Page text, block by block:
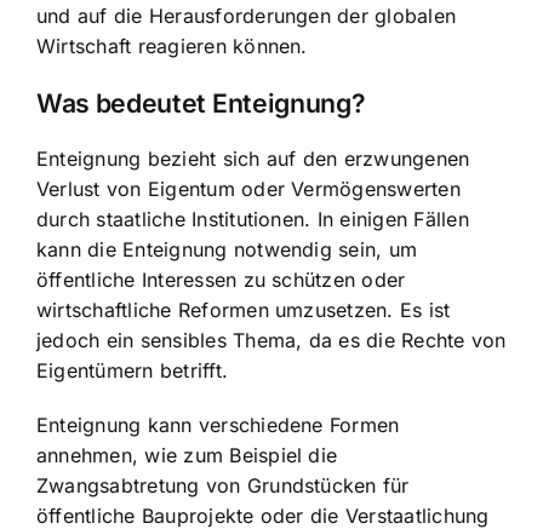
und auf die Herausforderungen der globalen
Wirtschaft reagieren können.
Was bedeutet Enteignung?
Enteignung bezieht sich auf den erzwungenen
Verlust von Eigentum oder Vermögenswerten
durch staatliche Institutionen. In einigen Fällen
kann die Enteignung notwendig sein, um
öffentliche Interessen zu schützen oder
wirtschaftliche Reformen umzusetzen. Es ist
jedoch ein sensibles Thema, da es die Rechte von
Eigentümern betrifft.
Enteignung kann verschiedene Formen
annehmen, wie zum Beispiel die
Zwangsabtretung von Grundstücken für
öffentliche Bauprojekte oder die Verstaatlichung